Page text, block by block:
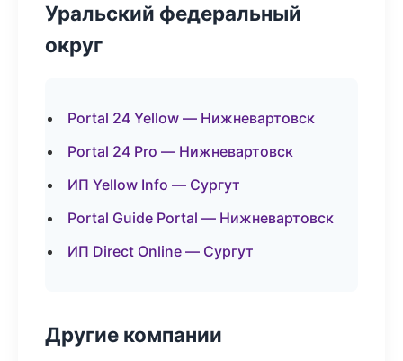
Уральский федеральный
округ
Portal 24 Yellow — Нижневартовск
Portal 24 Pro — Нижневартовск
ИП Yellow Info — Сургут
Portal Guide Portal — Нижневартовск
ИП Direct Online — Сургут
Другие компании